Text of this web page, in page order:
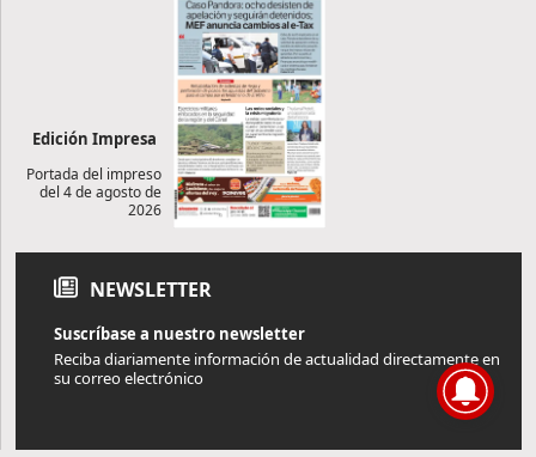
Edición Impresa
Portada del impreso
del 4 de agosto de
2026
NEWSLETTER
Suscríbase a nuestro newsletter
Reciba diariamente información de actualidad directamente en
su correo electrónico